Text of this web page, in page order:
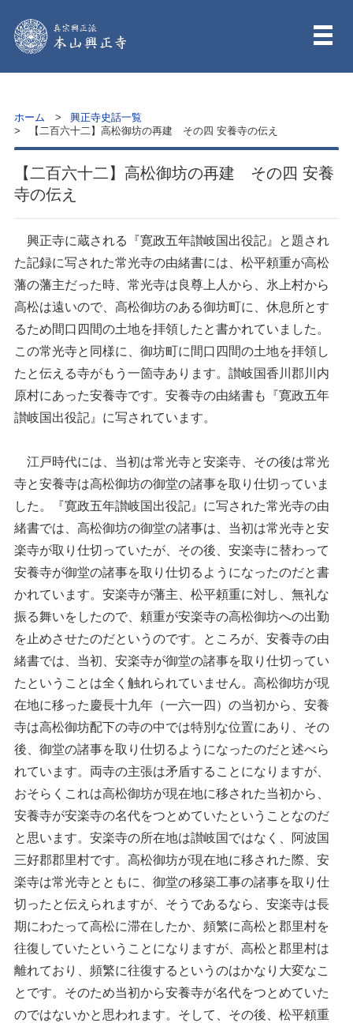
ホーム
興正寺史話一覧
【二百六十二】高松御坊の再建 その四 安養寺の伝え
【二百六十二】高松御坊の再建 その四 安養
寺の伝え
興正寺に蔵される『寛政五年讃岐国出役記』と題され
た記録に写された常光寺の由緒書には、松平頼重が高松
藩の藩主だった時、常光寺は良尊上人から、氷上村から
高松は遠いので、高松御坊のある御坊町に、休息所とす
るため間口四間の土地を拝領したと書かれていました。
この常光寺と同様に、御坊町に間口四間の土地を拝領し
たと伝える寺がもう一箇寺あります。讃岐国香川郡川内
原村にあった安養寺です。安養寺の由緒書も『寛政五年
讃岐国出役記』に写されています。
江戸時代には、当初は常光寺と安楽寺、その後は常光
寺と安養寺は高松御坊の御堂の諸事を取り仕切っていま
した。『寛政五年讃岐国出役記』に写された常光寺の由
緒書では、高松御坊の御堂の諸事は、当初は常光寺と安
楽寺が取り仕切っていたが、その後、安楽寺に替わって
安養寺が御堂の諸事を取り仕切るようになったのだと書
かれています。安楽寺が藩主、松平頼重に対し、無礼な
振る舞いをしたので、頼重が安楽寺の高松御坊への出勤
を止めさせたのだというのです。ところが、安養寺の由
緒書では、当初、安楽寺が御堂の諸事を取り仕切ってい
たということは全く触れられていません。高松御坊が現
在地に移った慶長十九年（一六一四）の当初から、安養
寺は高松御坊配下の寺の中では特別な位置にあり、その
後、御堂の諸事を取り仕切るようになったのだと述べら
れています。両寺の主張は矛盾することになりますが、
おそらくこれは高松御坊が現在地に移された当初から、
安養寺が安楽寺の名代をつとめていたということなのだ
と思います。安楽寺の所在地は讃岐国ではなく、阿波国
三好郡郡里村です。高松御坊が現在地に移された際、安
楽寺は常光寺とともに、御堂の移築工事の諸事を取り仕
切ったと伝えられますが、そうであるなら、安楽寺は長
期にわたって高松に滞在したか、頻繁に高松と郡里村を
往復していたということになりますが、高松と郡里村は
離れており、頻繁に往復するというのはかなり大変なこ
とです。そのため当初から安養寺が名代をつとめていた
のではないかと思われます。そして、その後、松平頼重